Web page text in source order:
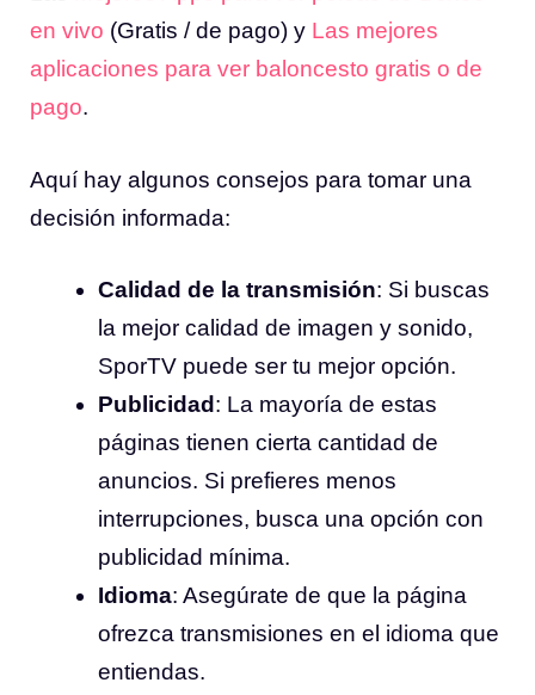
en vivo (Gratis / de pago) y Las mejores
aplicaciones para ver baloncesto gratis o de
pago.
Aquí hay algunos consejos para tomar una
decisión informada:
Calidad de la transmisión: Si buscas
la mejor calidad de imagen y sonido,
SporTV puede ser tu mejor opción.
Publicidad : La mayoría de estas
páginas tienen cierta cantidad de
anuncios. Si prefieres menos
interrupciones, busca una opción con
publicidad mínima.
Idioma: Asegúrate de que la página
ofrezca transmisiones en el idioma que
entiendas.